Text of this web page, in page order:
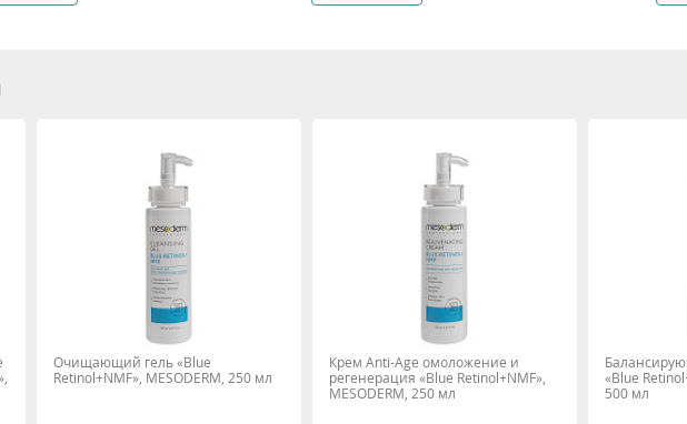
Очищающий гель «Blue
Retinol+NMF», MESODERM, 250 мл
Крем Anti-Age омоложение и
регенерация «Blue Retinol+NMF»,
MESODERM, 250 мл
«Blue
500 мл